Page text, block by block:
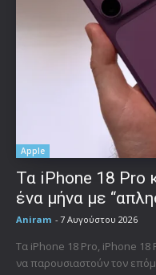
Apple
Τα iPhone 18 Pro
ένα μήνα με
Aniram - 7 Αυγούστου 2026
Τα iPhone 18 Pro, iPhone 18
να παρουσιαστούν τον